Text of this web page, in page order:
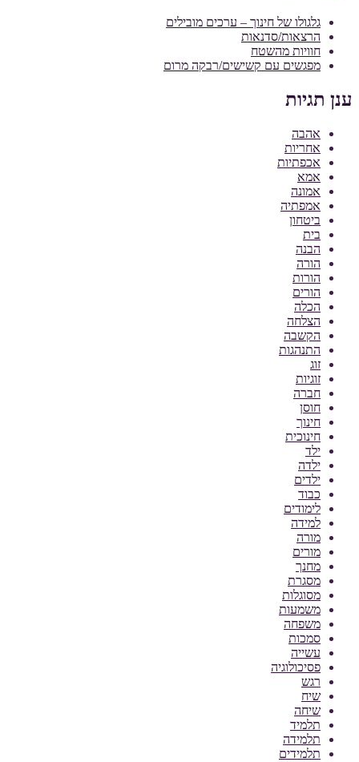
גלגולו של חינוך – ערכים מובילים
הרצאות/סדנאות
חוויות מהשטח
מפגשים עם קשישים/רבקה מרום
ענן תגיות
אהבה
אחריות
אכפתיות
אמא
אמונה
אמפתיה
ביטחון
בית
הבנה
הורה
הורות
הורים
הכלה
הצלחה
הקשבה
התנהגות
זוג
זוגיות
חברה
חוסן
חינוך
חינוכית
ילד
ילדה
ילדים
כבוד
לימודים
למידה
מורה
מורים
מחנך
מסגרת
מסוגלות
משמעות
משפחה
סמכות
עשייה
פסיכולוגיה
רגש
שיח
שיחה
תלמיד
תלמידה
תלמידים